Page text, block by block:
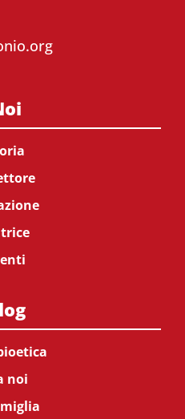
noi